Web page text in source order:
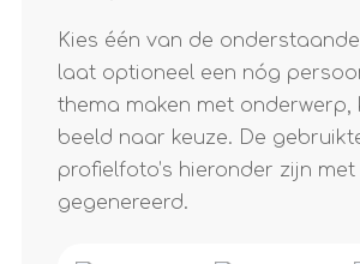
Kies één van de
laat optioneel een nóg
thema maken met onderwerp,
beeld naar keuze. De
profielfoto’s hieronder zijn met
gegenereerd.